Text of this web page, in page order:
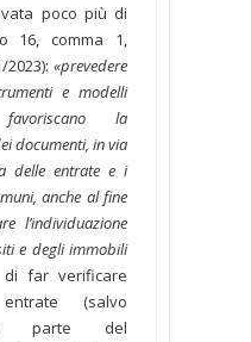
poco più di
16, comma 1,
«prevedere
e modelli
la
documenti, in via
delle entrate e i
anche al fine
l’individuazione
e degli immobili
di far verificare
(salvo
parte del